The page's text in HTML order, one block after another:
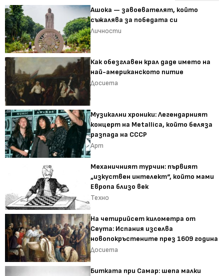
Ашока — завоевателят, който
съжалява за победата си
Личности
Как обезглавен крал даде името на
най-американското питие
Досиета
Музикални хроники: Легендарният
концерт на Metallica, който беляза
разпада на СССР
Арт
Механичният турчин: първият
„изкуствен интелект“, който мами
Европа близо век
Техно
На четирийсет километра от
Сеута: Испания изселва
новопокръстените през 1609 година
Досиета
Битката при Самар: шепа малки